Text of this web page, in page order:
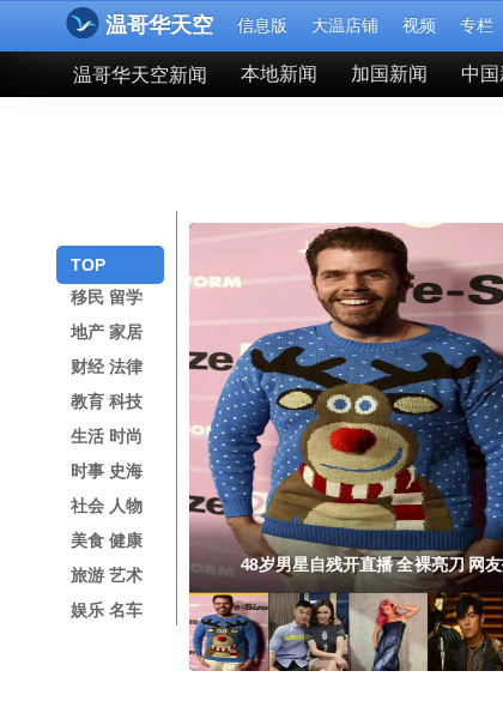
温哥华天空 信息版 大温店铺 视频 专栏
温哥华天空新闻 本地新闻 加国新闻 中国
TOP
移民 留学
地产 家居
财经 法律
教育 科技
生活 时尚
时事 史海
社会 人物
美食 健康
旅游 艺术
娱乐 名车
，周五有望好转！ 48岁男星自残开直播 全裸亮刀 网
中女子运动赛事
闻首现身！
友惊呆 视频全记录
国人” 舌战名嘴